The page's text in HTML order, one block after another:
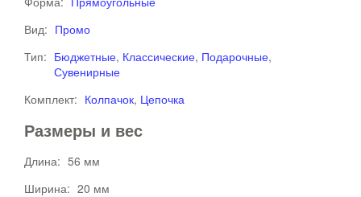
Вид: Промо
Тип: Бюджетные, Классические, Подарочные,
Сувенирные
Комплект: Колпачок, Цепочка
Размеры и вес
Длина: 56 мм
Ширина: 20 мм